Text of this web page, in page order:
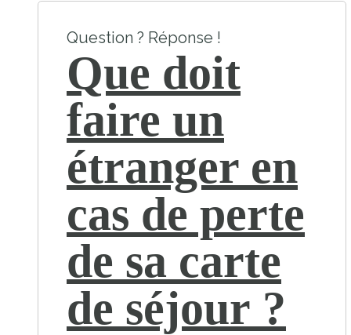
Question ? Réponse !
Que doit
faire un
étranger en
cas de perte
de sa carte
de séjour ?